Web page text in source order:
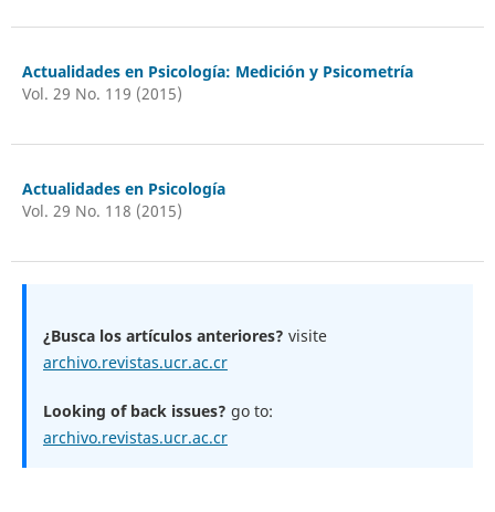
Actualidades en Psicología: Medición y Psicometría
Vol. 29 No. 119 (2015)
Actualidades en Psicología
Vol. 29 No. 118 (2015)
¿Busca los artículos anteriores? visite
archivo.revistas.ucr.ac.cr
Looking of back issues? go to:
archivo.revistas.ucr.ac.cr